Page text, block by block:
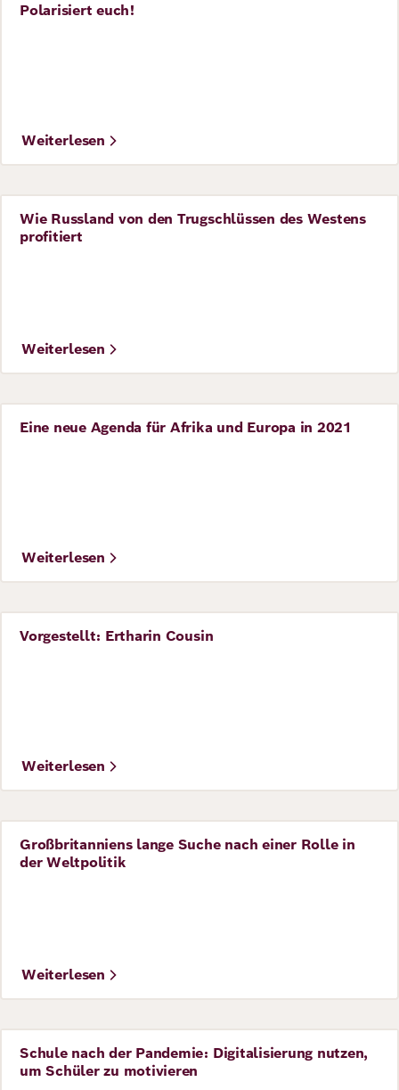
Perspective
Polarisiert euch!
Weiterlesen
Perspective
Wie Russland von den Trugschlüssen des Westens
profitiert
Weiterlesen
Perspective
Eine neue Agenda für Afrika und Europa in 2021
Weiterlesen
Perspective
Vorgestellt: Ertharin Cousin
Weiterlesen
Perspective
Großbritanniens lange Suche nach einer Rolle in
der Weltpolitik
Weiterlesen
Perspective
Schule nach der Pandemie: Digitalisierung nutzen,
um Schüler zu motivieren